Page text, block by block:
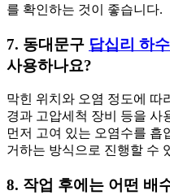
를 확인하는 것이 좋습니다.
7. 동대문구 답십리 하
사용하나요?
막힌 위치와 오염 정도에 따
경과 고압세척 장비 등을 사
먼저 고여 있는 오염수를 흡
거하는 방식으로 진행할 수
8. 작업 후에는 어떤 배